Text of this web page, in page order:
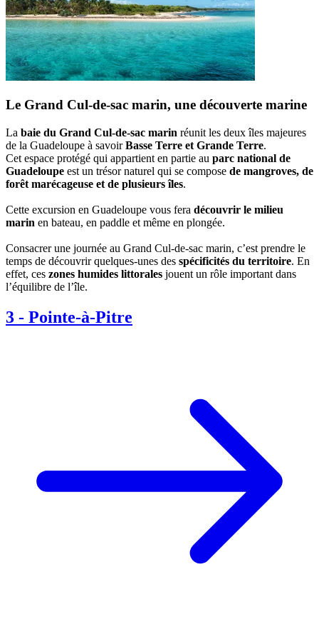
Le Grand Cul-de-sac marin, une découverte marine
La baie du Grand Cul-de-sac marin réunit les deux îles majeures
de la Guadeloupe à savoirBasse Terre et Grande Terre.
Cet espace protégé qui appartient en partie au parc national de
Guadeloupe est un trésor naturel qui se compose de mangroves, de
forêt marécageuse et de plusieurs îles.
Cette excursion en Guadeloupe vous fera découvrir le milieu
marin en bateau, en paddle et même en plongée.
Consacrer une journée au Grand Cul-de-sac marin, c’est prendre le
temps de découvrir quelques-unes des spécificités du territoire. En
effet, ces zones humides littorales jouent un rôle important dans
l’équilibre de l’île.
3 - Pointe-à-Pitre